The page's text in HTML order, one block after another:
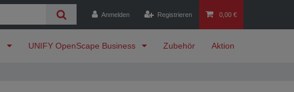
Anmelden Registrieren 0,00 €
UNIFY OpenScape Business Zubehör Aktion